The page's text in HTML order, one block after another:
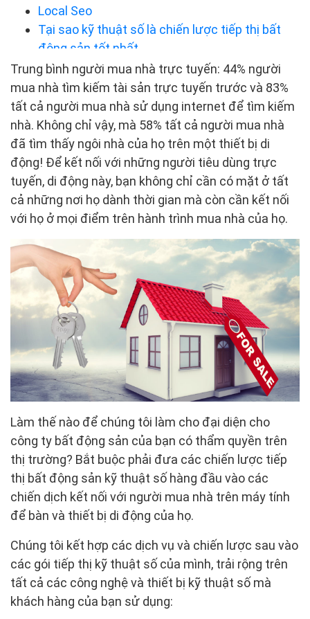
Local Seo
Tại sao kỹ thuật số là chiến lược tiếp thị bất
động sản tốt nhất
Thiết kế website bất động sản
SEO và tiếp thị nội dung
Tối ưu hóa tìm kiếm địa phương
PPC trong nền công nghiệp bất động sản
Xác định ROI tiếp thị thực sự của bạn với Phân
tích & theo dõi nâng cao
Tại sao chọn MARKETING ALI
Trung bình người mua nhà trực tuyến: 44% người
mua nhà tìm kiếm tài sản trực tuyến trước và 83%
tất cả người mua nhà sử dụng internet để tìm kiếm
nhà. Không chỉ vậy, mà 58% tất cả người mua nhà
đã tìm thấy ngôi nhà của họ trên một thiết bị di
động! Để kết nối với những người tiêu dùng trực
tuyến, di động này, bạn không chỉ cần có mặt ở tất
cả những nơi họ dành thời gian mà còn cần kết nối
với họ ở mọi điểm trên hành trình mua nhà của họ.
Làm thế nào để chúng tôi làm cho đại diện cho
công ty bất động sản của bạn có thẩm quyền trên
thị trường? Bắt buộc phải đưa các chiến lược tiếp
thị bất động sản kỹ thuật số hàng đầu vào các
chiến dịch kết nối với người mua nhà trên máy tính
để bàn và thiết bị di động của họ.
Chúng tôi kết hợp các dịch vụ và chiến lược sau vào
các gói tiếp thị kỹ thuật số của mình, trải rộng trên
tất cả các công nghệ và thiết bị kỹ thuật số mà
khách hàng của bạn sử dụng: